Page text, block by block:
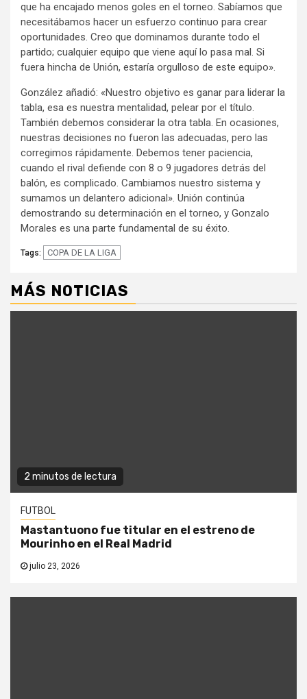
que ha encajado menos goles en el torneo. Sabíamos que
necesitábamos hacer un esfuerzo continuo para crear
oportunidades. Creo que dominamos durante todo el
partido; cualquier equipo que viene aquí lo pasa mal. Si
fuera hincha de Unión, estaría orgulloso de este equipo».
González añadió: «Nuestro objetivo es ganar para liderar la
tabla, esa es nuestra mentalidad, pelear por el título.
También debemos considerar la otra tabla. En ocasiones,
nuestras decisiones no fueron las adecuadas, pero las
corregimos rápidamente. Debemos tener paciencia,
cuando el rival defiende con 8 o 9 jugadores detrás del
balón, es complicado. Cambiamos nuestro sistema y
sumamos un delantero adicional». Unión continúa
demostrando su determinación en el torneo, y Gonzalo
Morales es una parte fundamental de su éxito.
Tags: COPA DE LA LIGA
MÁS NOTICIAS
2 minutos de lectura
FUTBOL
Mastantuono fue titular en el estreno de
Mourinho en el Real Madrid
julio 23, 2026